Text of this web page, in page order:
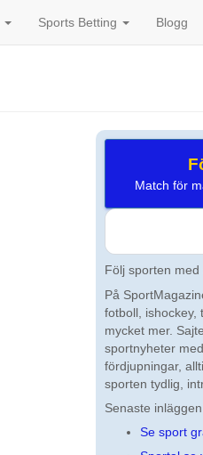
Sports Betting Blogg
Match för
Sök
Följ sporten
På
fotboll, ishockey,
mycket mer.
sportnyheter
fördjupningar,
sporten tydlig,
Senaste inläggen
Se sport